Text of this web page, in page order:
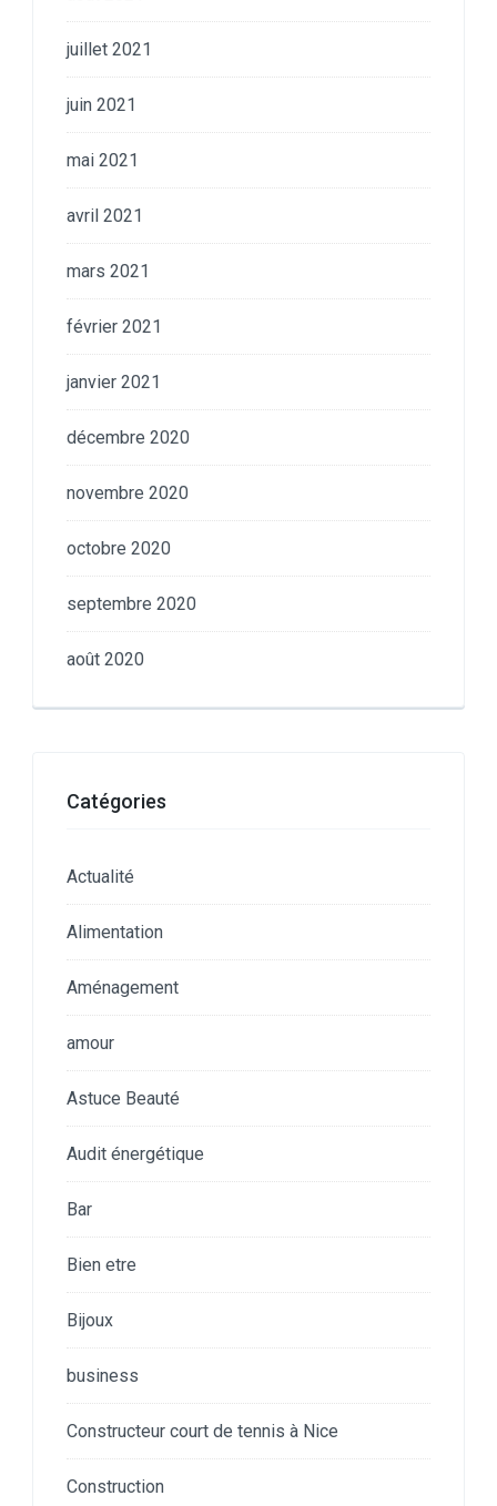
juillet 2021
juin 2021
mai 2021
avril 2021
mars 2021
février 2021
janvier 2021
décembre 2020
novembre 2020
octobre 2020
septembre 2020
août 2020
Catégories
Actualité
Alimentation
Aménagement
amour
Astuce Beauté
Audit énergétique
Bar
Bien etre
Bijoux
business
Constructeur court de tennis à Nice
Construction